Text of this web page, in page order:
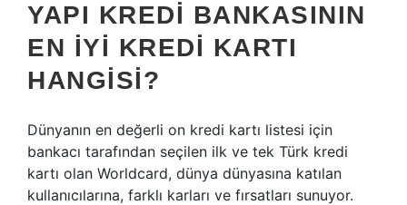
YAPI KREDI BANKASININ
EN IYI KREDI KARTI
HANGISI?
Dünyanın en değerli on kredi kartı listesi için
bankacı tarafından seçilen ilk ve tek Türk kredi
kartı olan Worldcard, dünya dünyasına katılan
kullanıcılarına, farklı karları ve fırsatları sunuyor.